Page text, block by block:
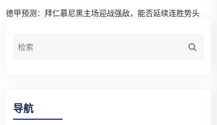
德甲预测：拜仁慕尼黑主场迎战强敌，能否延续连胜势头
导航